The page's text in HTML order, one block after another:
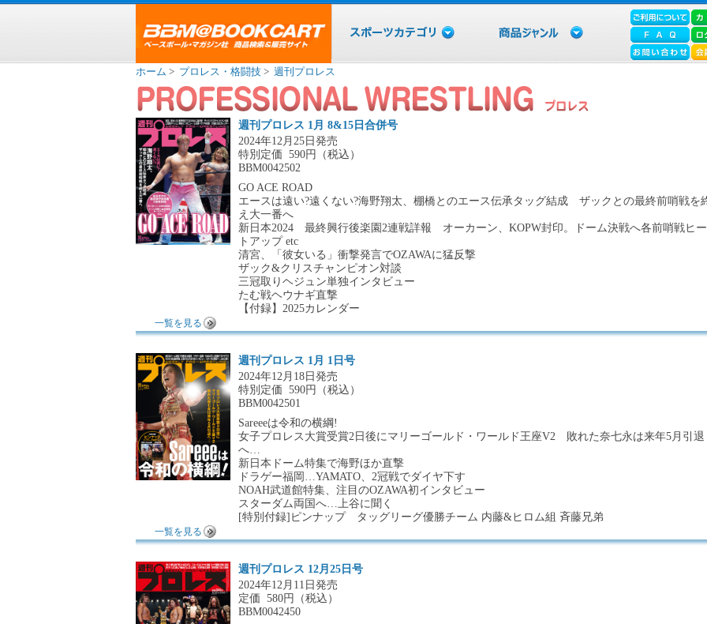
ホーム > プロレス・格闘技 > 週刊プロレス
週刊プロレス 1月 8&15日合併号
2024年12月25日発売
特別定価 590円（税込）
BBM0042502
GO ACE ROAD
エースは遠い?遠くない?海野翔太、棚橋とのエース伝承タッグ結成 ザックとの最終前哨戦を
え大一番へ
新日本2024 最終興行後楽園2連戦詳報 オーカーン、KOPW封印。ドーム決戦へ各前哨戦ヒー
トアップ etc
清宮、「彼女いる」衝撃発言でOZAWAに猛反撃
ザック&クリスチャンピオン対談
三冠取りヘジュン単独インタビュー
たむ戦ヘウナギ直撃
【付録】2025カレンダー
一覧を見る
週刊プロレス 1月 1日号
2024年12月18日発売
特別定価 590円（税込）
BBM0042501
Sareeeは令和の横綱!
女子プロレス大賞受賞2日後にマリーゴールド・ワールド王座V2 敗れた奈七永は来年5月引退
へ…
新日本ドーム特集で海野ほか直撃
ドラゲー福岡…YAMATO、2冠戦でダイヤ下す
NOAH武道館特集、注目のOZAWA初インタビュー
スターダム両国へ…上谷に聞く
[特別付録]ピンナップ タッグリーグ優勝チーム 内藤&ヒロム組 斉藤兄弟
一覧を見る
週刊プロレス 12月25日号
2024年12月11日発売
定価 580円（税込）
BBM0042450